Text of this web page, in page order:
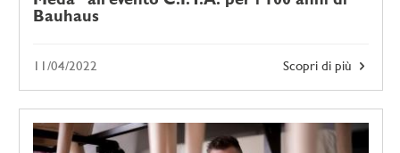
Bauhaus
Scopri di più
11/04/2022